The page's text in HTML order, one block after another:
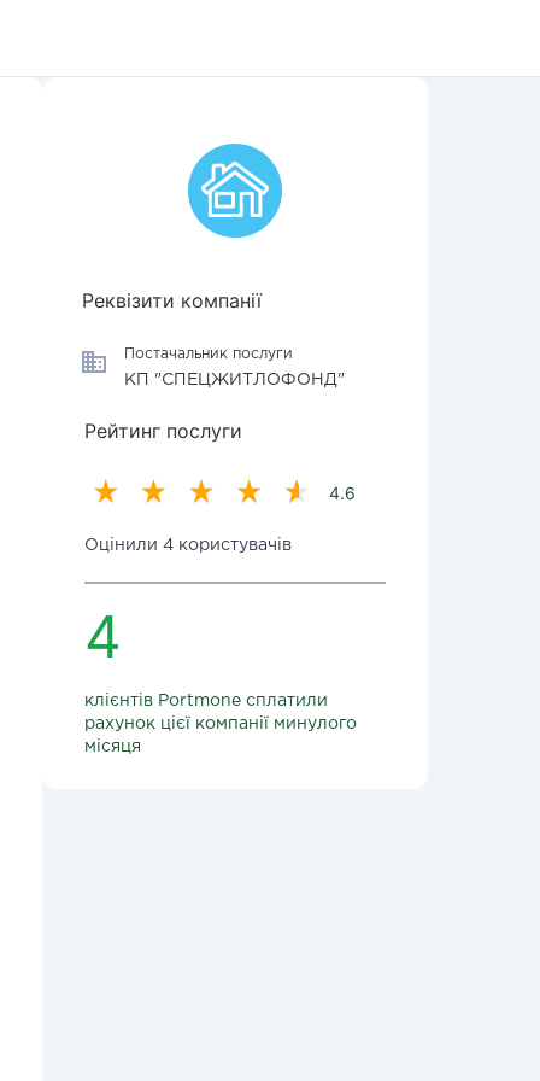
Реквізити компанії
Постачальник послуги
КП "СПЕЦЖИТЛОФОНД"
Рейтинг послуги
4.6
Оцінили 4 користувачів
4
клієнтів Portmone сплатили
рахунок цієї компанії минулого
місяця